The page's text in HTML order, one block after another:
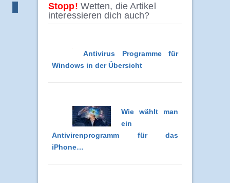
Stopp! Wetten, die Artikel
interessieren dich auch?
Antivirus Programme für
Windows in der Übersicht
Wie wählt man
ein
Antivirenprogramm für das
iPhone…